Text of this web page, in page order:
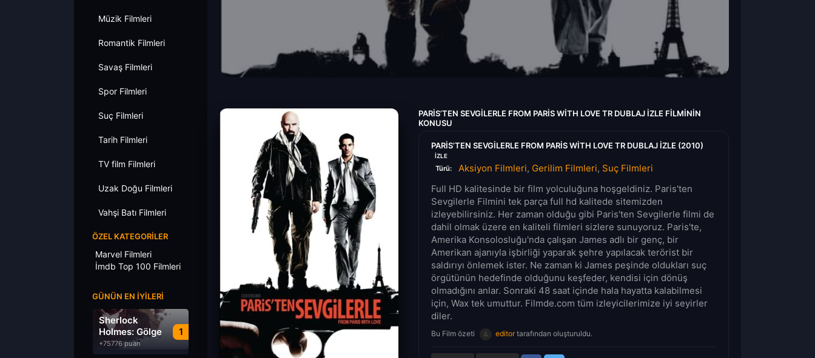
Müzik Filmleri
Romantik Filmleri
Savaş Filmleri
Spor Filmleri
Suç Filmleri
Tarih Filmleri
TV film Filmleri
Uzak Doğu Filmleri
Vahşi Batı Filmleri
ÖZEL KATEGORILER
Marvel Filmleri
İmdb Top 100 Filmleri
GÜNÜN EN İYILERI
1
Sherlock
Holmes: Gölge
Oyunları
+75776 puan
PARIS’TEN SEVGILERLE FROM PARIS WITH LOVE TR DUBLAJ IZLE FILMININ
KONUSU
PARIS’TEN SEVGILERLE FROM PARIS WITH LOVE TR DUBLAJ IZLE (2010)
IZLE
Türü: Aksiyon Filmleri, Gerilim Filmleri, Suç Filmleri
Full HD kalitesinde bir film yolculuğuna hoşgeldiniz. Paris'ten
Sevgilerle Filmini tek parça full hd kalitede sitemizden
izleyebilirsiniz. Her zaman olduğu gibi Paris'ten Sevgilerle filmi de
dahil olmak üzere en kaliteli filmleri sizlere sunuyoruz. Paris'te,
Amerika Konsolosluğu'nda çalışan James adlı bir genç, bir
Amerikan ajanıyla işbirliği yaparak şehre yapılacak terörist bir
saldırıyı önlemek ister. Ne zaman ki James peşinde oldukları suç
örgütünün hedefinde olduğunu keşfeder, kendisi için dönüş
olmadığını anlar. Sonraki 48 saat içinde hala hayatta kalabilmesi
için, Wax tek umuttur. Filmde.com tüm izleyicilerimize iyi seyirler
diler.
Bu Film özeti editortarafından oluşturuldu.